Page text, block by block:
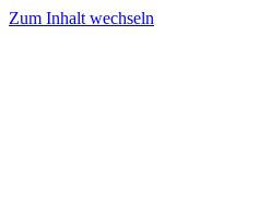
Zum Inhalt wechseln